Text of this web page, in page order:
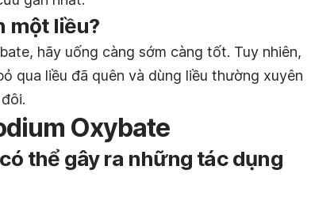
một liều?
hãy uống càng sớm càng tốt. Tuy nhiên,
qua liều đã quên và dùng liều thường xuyên
Oxybate
thể gây ra những tác dụng